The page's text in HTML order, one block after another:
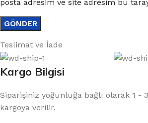
posta adresim ve site adresim bu
Teslimat ve İade
Kargo Bilgisi
Siparişiniz yoğunluğa bağlı olarak 1 -
kargoya verilir.